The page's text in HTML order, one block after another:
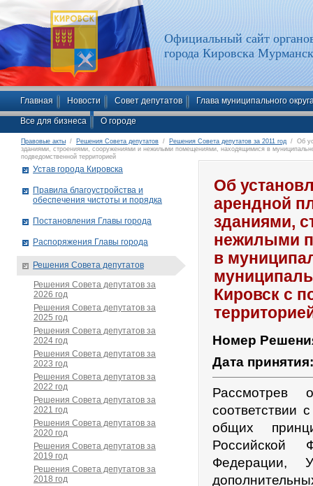
Официальный сайт
города Кировска
Главная Новости Совет депутатов Глава муниципального
Все для бизнеса О городе
Правовые акты / Решения Совета депутатов / Решения Совета депутатов за 2011 год / Об
зданиями, строениями, сооружениями и нежилыми помещениями, находящимися в
подведомственной территорией
Об
арендной
зданиями,
нежилыми
в
Кировск с
Номер
Дата
Рассмотрев
общих
Российской
Федерации,
Устав города Кировска
Правила благоустройства и
обеспечения чистоты и порядка
Постановления Главы города
Распоряжения Главы города
Решения Совета депутатов
Решения Совета депутатов за
2026 год
Решения Совета депутатов за
2025 год
Решения Совета депутатов за
2024 год
Решения Совета депутатов за
2023 год
Решения Совета депутатов за
2022 год
Решения Совета депутатов за
2021 год
Решения Совета депутатов за
2020 год
Решения Совета депутатов за
2019 год
Решения Совета депутатов за
2018 год